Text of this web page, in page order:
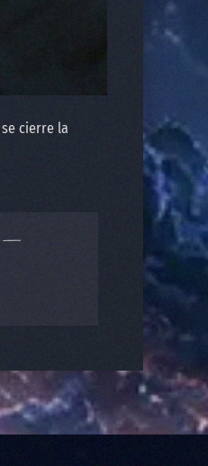
cierre la
—